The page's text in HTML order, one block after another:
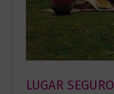
LUGAR SEGURO